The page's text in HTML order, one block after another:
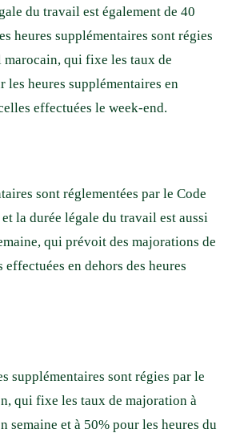
du travail est également de 40
heures supplémentaires sont régies
qui fixe les taux de
les heures supplémentaires en
effectuées le week-end.
sont réglementées par le Code
la durée légale du travail est aussi
qui prévoit des majorations de
en dehors des heures
supplémentaires sont régies par le
qui fixe les taux de majoration à
semaine et à 50% pour les heures du